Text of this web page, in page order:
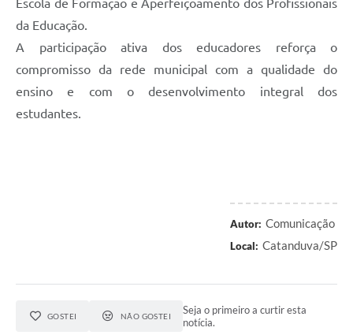
Escola de Formação e Aperfeiçoamento dos Profissionais
da Educação.
A participação ativa dos educadores reforça o
compromisso da rede municipal com a qualidade do
ensino e com o desenvolvimento integral dos
estudantes.
Autor: Comunicação
Local: Catanduva/SP
GOSTEI NÃO GOSTEI
Seja o primeiro a curtir esta
notícia.